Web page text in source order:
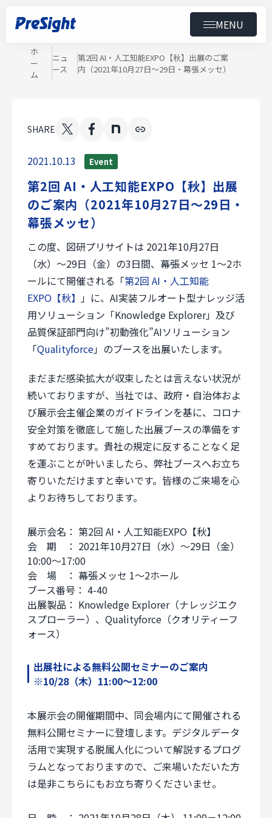
MENU
製品
ニュース
セミナー
ダウンロード
会社情報
スペシャルコンテンツ 用語集
採用情報
個人情報保護方針
サイトのご利用にあたって
サイトマップ
Follow Us
News
ホ
ー
ム
ニュ
ース
第2回 AI・人工知能EXPO【秋】出展のご案
内（2021年10月27日～29日・幕張メッセ）
SHARE
2021.10.13 Event
第2回 AI・人工知能EXPO【秋】出展
のご案内（2021年10月27日～29日・
幕張メッセ）
この度、図研プリサイトは 2021年10月27日
（水）～29日（金）の3日間、幕張メッセ 1～2ホ
ールにて開催される「第2回 AI・人工知能
EXPO【秋】 」に、AI実装フルオート型ナレッジ活
用ソリューション「Knowledge Explorer」及び
品質保証部門向け”初動強化”AIソリューション
「Qualityforce」のブースを出展いたします。
まだまだ感染拡大が収束したとは言えない状況が
続いておりますが、当社では、政府・自治体およ
び展示会主催企業のガイドラインを基に、コロナ
安全対策を徹底して施した出展ブースの準備をす
すめております。貴社の規定に反することなく足
を運ぶことが叶いましたら、弊社ブースへお立ち
寄りいただけますと幸いです。皆様のご来場を心
よりお待ちしております。
展示会名： 第2回 AI・人工知能EXPO【秋】
会 期 ： 2021年10月27日（水）～29日（金）
10:00～17:00
会 場 ： 幕張メッセ 1～2ホール
ブース番号： 4-40
出展製品： Knowledge Explorer（ナレッジエク
スプローラー）、Qualityforce（クオリティーフ
ォース）
出展社による無料公開セミナーのご案内
※10/28（木）11:00～12:00
本展示会の開催期間中、同会場内にて開催される
無料公開セミナーに登壇します。デジタルデータ
活用で実現する脱属人化について解説するプログ
ラムとなっておりますので、ご来場いただいた方
は是非こちらにもお立ち寄りくださいませ。